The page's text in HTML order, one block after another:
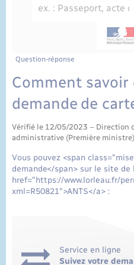
État civil
Cimetière communal
Question-réponse
Comment
demande de
Vérifié le 12/05/2023 – Direction
administrative (Première ministre)
Vous pouvez <span
demande</span> sur le site de
href="https://www.lorleau.fr/
xml=R50821">ANTS</a> :
Service en ligne
Suivez votre